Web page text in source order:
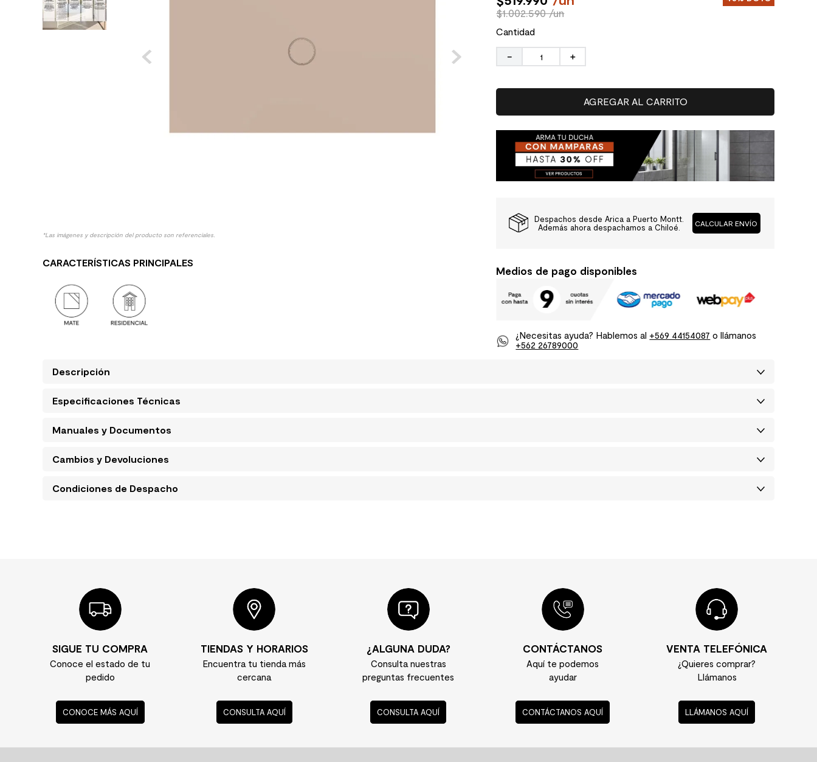
10. columna ducha
*Las imágenes y descripción del producto son referenciales.
CARACTERÍSTICAS PRINCIPALES
$1.002.590 /un
Cantidad
＋
－
AGREGAR AL CARRITO
Despachos desde Arica a Puerto Montt.
Además ahora despachamos a Chiloé.
CALCULAR ENVÍO
Medios de pago disponibles
¿Necesitas ayuda? Hablemos al +569 44154087 o llámanos
+562 26789000
Descripción
Especificaciones Técnicas
Manuales y Documentos
Cambios y Devoluciones
Condiciones de Despacho
SIGUE TU COMPRA
Conoce el estado de tu
pedido
CONOCE MÁS AQUÍ
TIENDAS Y HORARIOS
Encuentra tu tienda más
cercana
CONSULTA AQUÍ
¿ALGUNA DUDA?
Consulta nuestras
preguntas frecuentes
CONSULTA AQUÍ
CONTÁCTANOS
Aquí te podemos
ayudar
CONTÁCTANOS AQUÍ
VENTA TELEFÓNICA
¿Quieres comprar?
Llámanos
LLÁMANOS AQUÍ